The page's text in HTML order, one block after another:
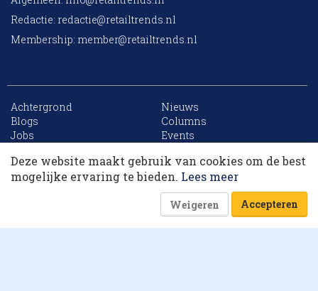
Redactie: redactie@retailtrends.nl
Membership: member@retailtrends.nl
Achtergrond
Nieuws
Blogs
Columns
Jobs
Events
Archief
Sitemap
Website is powered by
Deze website maakt gebruik van cookies om de best
mogelijke ervaring te bieden. Lees meer
Weigeren Accepteren
10 collega’s
Korting op events